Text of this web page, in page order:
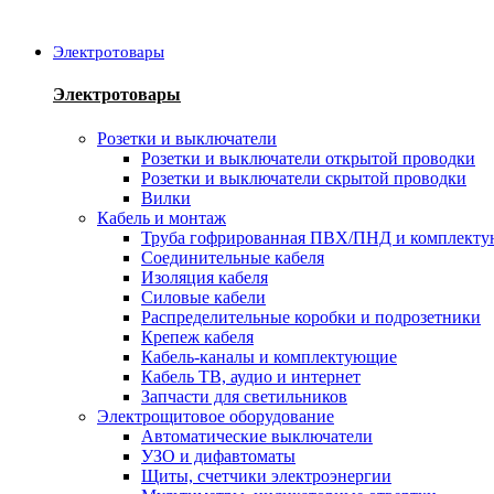
Электротовары
Электротовары
Розетки и выключатели
Розетки и выключатели открытой проводки
Розетки и выключатели скрытой проводки
Вилки
Кабель и монтаж
Труба гофрированная ПВХ/ПНД и
Соединительные кабеля
Изоляция кабеля
Силовые кабели
Распределительные коробки и подрозетники
Крепеж кабеля
Кабель-каналы и комплектующие
Кабель ТВ, аудио и интернет
Запчасти для светильников
Электрощитовое оборудование
Автоматические выключатели
УЗО и дифавтоматы
Щиты, счетчики электроэнергии